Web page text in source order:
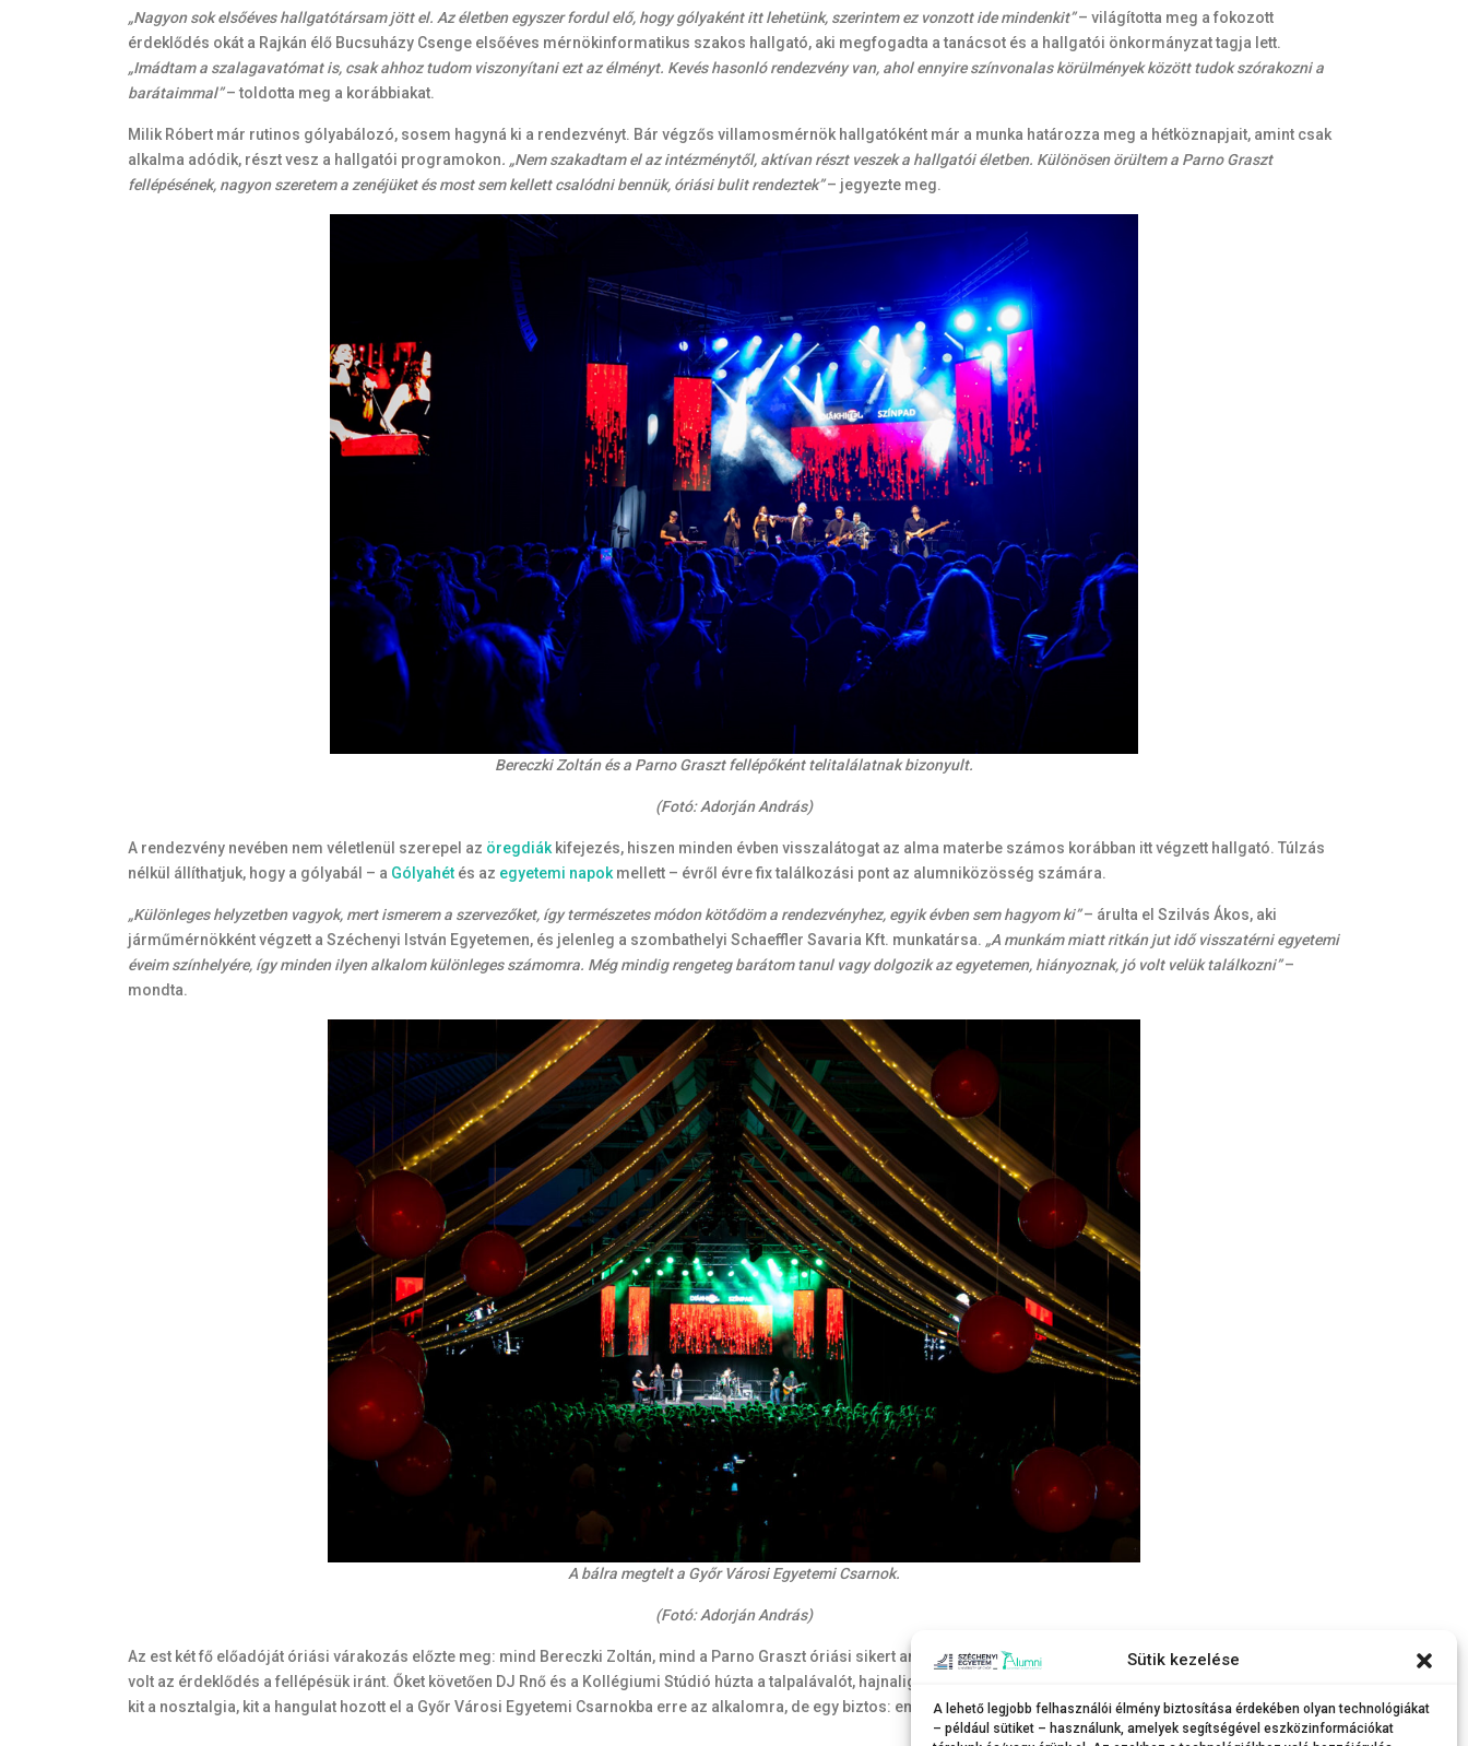
Sütik kezelése
A lehető legjobb felhasználói élmény biztosítása érdekében olyan technológiákat
– például sütiket – használunk, amelyek segítségével eszközinformációkat
„Nagyon sok elsőéves hallgatótársam jött el. Az életben egyszer fordul elő, hogy gólyaként itt lehetünk, szerintem ez vonzott ide mindenkit”– világította meg a fokozott
érdeklődés okát a Rajkán élő Bucsuházy Csenge elsőéves mérnökinformatikus szakos hallgató, aki megfogadta a tanácsot és a hallgatói önkormányzat tagja lett.
„Imádtam a szalagavatómat is, csak ahhoz tudom viszonyítani ezt az élményt. Kevés hasonló rendezvény van, ahol ennyire színvonalas körülmények között tudok szórakozni a
barátaimmal”– toldotta meg a korábbiakat.
Milik Róbert már rutinos gólyabálozó, sosem hagyná ki a rendezvényt. Bár végzős villamosmérnök hallgatóként már a munka határozza meg a hétköznapjait, amint csak
alkalma adódik, részt vesz a hallgatói programokon. „Nem szakadtam el az intézménytől, aktívan részt veszek a hallgatói életben. Különösen örültem a Parno Graszt
fellépésének, nagyon szeretem a zenéjüket és most sem kellett csalódni bennük, óriási bulit rendeztek”– jegyezte meg.
Bereczki Zoltán és a Parno Graszt fellépőként telitalálatnak bizonyult.
(Fotó: Adorján András)
A rendezvény nevében nem véletlenül szerepel az öregdiákkifejezés, hiszen minden évben visszalátogat az alma materbe számos korábban itt végzett hallgató. Túlzás
nélkül állíthatjuk, hogy a gólyabál – a Gólyahét és az egyetemi napokmellett – évről évre fix találkozási pont az alumniközösség számára.
„Különleges helyzetben vagyok, mert ismerem a szervezőket, így természetes módon kötődöm a rendezvényhez, egyik évben sem hagyom ki”– árulta el Szilvás Ákos, aki
járműmérnökként végzett a Széchenyi István Egyetemen, és jelenleg a szombathelyi Schaeffler Savaria Kft. munkatársa. „A munkám miatt ritkán jut idő visszatérni egyetemi
éveim színhelyére, így minden ilyen alkalom különleges számomra. Még mindig rengeteg barátom tanul vagy dolgozik az egyetemen, hiányoznak, jó volt velük találkozni”–
mondta.
A bálra megtelt a Győr Városi Egyetemi Csarnok.
(Fotó: Adorján András)
Az est két fő előadóját óriási várakozás előzte meg: mind Bereczki Zoltán, mind a Parno Graszt óriási sikert aratott korábban a hallgatók körében, így most is hatalmas
volt az érdeklődés a fellépésük iránt. Őket követően DJ Rnő és a Kollégiumi Stúdió húzta a talpalávalót, hajnalig alig fogyatkozott a tömeg a táncparkettről. Kit a közösség,
kit a nosztalgia, kit a hangulat hozott el a Győr Városi Egyetemi Csarnokba erre az alkalomra, de egy biztos: emlékezetes este volt.